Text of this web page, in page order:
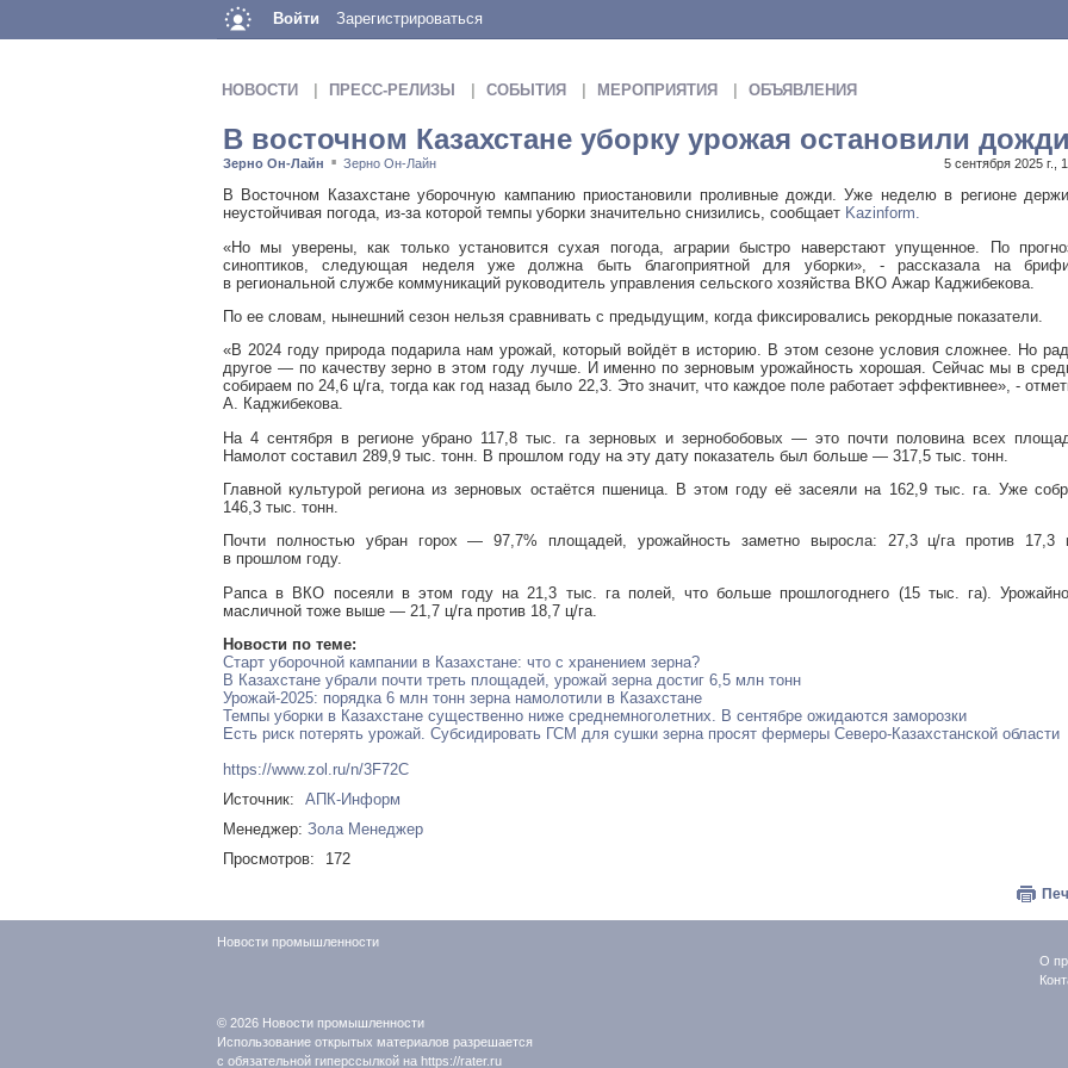
Войти Зарегистрироваться
НОВОСТИ ПРЕСС-РЕЛИЗЫ СОБЫТИЯ МЕРОПРИЯТИЯ ОБЪЯВЛЕНИЯ
В восточном Казахстане уборку урожая остановили дожди
Зерно Он-Лайн ■ Зерно Он-Лайн 5 сентября 2025 г.,
В Восточном Казахстане уборочную кампанию приостановили проливные дожди. Уже неделю в регионе
неустойчивая погода, из-за которой темпы уборки значительно снизились, сообщает Kazinform.
«Но мы уверены, как только установится сухая погода, аграрии быстро наверстают упущенное. По
синоптиков, следующая неделя уже должна быть благоприятной для уборки», - рассказала на
в региональной службе коммуникаций руководитель управления сельского хозяйства ВКО Ажар Каджибекова.
По ее словам, нынешний сезон нельзя сравнивать с предыдущим, когда фиксировались рекордные показатели.
«В 2024 году природа подарила нам урожай, который войдёт в историю. В этом сезоне условия сложнее. Но
другое — по качеству зерно в этом году лучше. И именно по зерновым урожайность хорошая. Сейчас мы в
собираем по 24,6 ц/га, тогда как год назад было 22,3. Это значит, что каждое поле работает эффективнее», -
А. Каджибекова.
На 4 сентября в регионе убрано 117,8 тыс. га зерновых и зернобобовых — это почти половина всех
Намолот составил 289,9 тыс. тонн. В прошлом году на эту дату показатель был больше — 317,5 тыс. тонн.
Главной культурой региона из зерновых остаётся пшеница. В этом году её засеяли на 162,9 тыс. га. Уже
146,3 тыс. тонн.
Почти полностью убран горох — 97,7% площадей, урожайность заметно выросла: 27,3 ц/га против 17,3
в прошлом году.
Рапса в ВКО посеяли в этом году на 21,3 тыс. га полей, что больше прошлогоднего (15 тыс. га).
масличной тоже выше — 21,7 ц/га против 18,7 ц/га.
Новости по теме:
Старт уборочной кампании в Казахстане: что с хранением зерна?
В Казахстане убрали почти треть площадей, урожай зерна достиг 6,5 млн тонн
Урожай-2025: порядка 6 млн тонн зерна намолотили в Казахстане
Темпы уборки в Казахстане существенно ниже среднемноголетних. В сентябре ожидаются заморозки
Есть риск потерять урожай. Субсидировать ГСМ для сушки зерна просят фермеры Северо-Казахстанской области
https://www.zol.ru/n/3F72C
Источник:
АПК-Информ
Менеджер: Зола Менеджер
Просмотров:
172
Новости промышленности
© 2026 Новости промышленности
Использование открытых материалов разрешается
с обязательной гиперссылкой на https://rater.ru
О